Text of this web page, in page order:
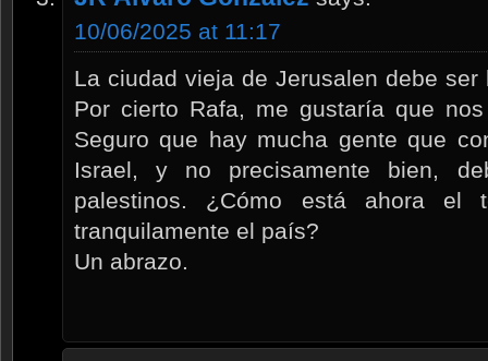
10/06/2025 at 11:17
La ciudad vieja de Jerusalen debe
Por cierto Rafa, me gustaría que
Seguro que hay mucha gente que
Israel, y no precisamente bien,
palestinos. ¿Cómo está ahora el
tranquilamente el país?
Un abrazo.